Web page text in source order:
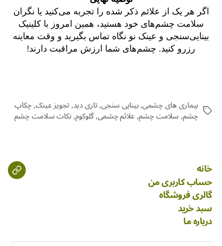
اگر هر یک از علائم ذکر شده را تجربه می‌کنید یا نگران
سلامت چشم‌های خود هستید، همین امروز با کلینیک
بینایی‌سنجی و عینک نو نگاه تماس بگیرید و وقت معاینه
رزرو کنید. چشم‌های شما ارزش مراقبت دارند!
بیماری های چشمی,بینایی سنجی,تاری دید,تجویز عینک,چکاپ
چشم,سلامت چشم,علائم چشمی,گلوکوم,نکات سلامت چشم
خانه
حساب کاربری من
گالری فروشگاه
سبد خرید
درباره ما